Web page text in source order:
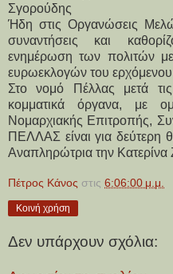
Σγορούδης
Ήδη στις Οργανώσεις
συναντήσεις και
ενημέρωση των πολιτών
ευρωεκλογών του ερχόμενου
Στο νομό Πέλλας μετά
κομματικά όργανα, με
Νομαρχιακής Επιτροπής,
ΠΕΛΛΑΣ είναι για δεύτερη
Αναπληρώτρια την Κατερίνα
Πέτρος Κάνος στις 6:06:00 μ.μ.
Κοινή χρήση
Δεν υπάρχουν σχόλια: